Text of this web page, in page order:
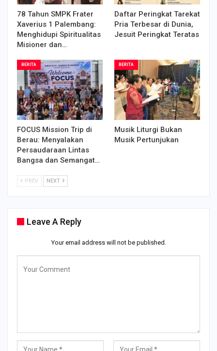
78 Tahun SMPK Frater
Xaverius 1 Palembang:
Menghidupi Spiritualitas
Misioner dan…
Daftar Peringkat Tarekat
Pria Terbesar di Dunia,
Jesuit Peringkat Teratas
BERITA
FOCUS Mission Trip di
Berau: Menyalakan
Persaudaraan Lintas
Bangsa dan Semangat…
BERITA
Musik Liturgi Bukan
Musik Pertunjukan
PREV NEXT
Leave A Reply
Your email address will not be published.